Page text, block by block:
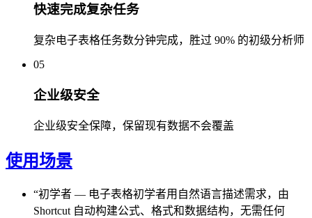
快速完成复杂任务
复杂电子表格任务数分钟完成，胜过 90% 的初级分析师
05
企业级安全
企业级安全保障，保留现有数据不会覆盖
使用场景
“初学者 — 电子表格初学者用自然语言描述需求，由
Shortcut 自动构建公式、格式和数据结构，无需任何